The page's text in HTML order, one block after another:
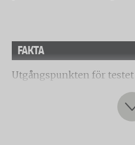
FAKTA
Utgångspunkten för
disk/
urval av produkter på den
Kriterier för urvalet har